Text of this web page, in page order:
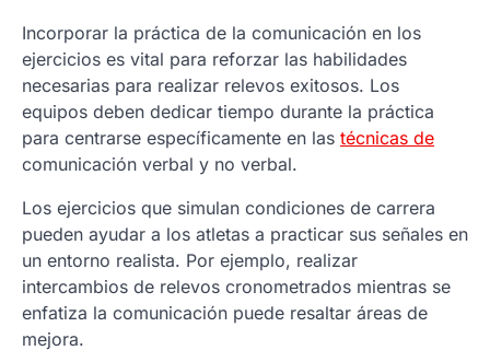
Incorporar la práctica de la comunicación en los
ejercicios es vital para reforzar las habilidades
necesarias para realizar relevos exitosos. Los
equipos deben dedicar tiempo durante la práctica
para centrarse específicamente en las técnicas de
comunicación verbal y no verbal.
Los ejercicios que simulan condiciones de carrera
pueden ayudar a los atletas a practicar sus señales en
un entorno realista. Por ejemplo, realizar
intercambios de relevos cronometrados mientras se
enfatiza la comunicación puede resaltar áreas de
mejora.